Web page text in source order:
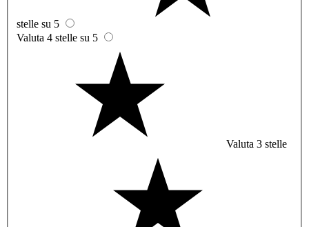
stelle su 5
Valuta 4 stelle su 5
Valuta 3 stelle